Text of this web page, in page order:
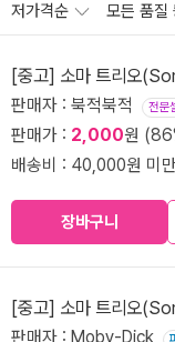
저가격순 모든 품질
[중고] 소마 트리오
판매자 : 북적북적 전문
판매가 : 2,000원
배송비 : 40,000원 미
장바구니
[중고] 소마 트리오
판매자 : Moby-Dick